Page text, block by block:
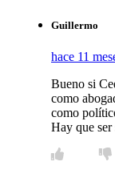
Guillermo
hace 11
Bueno si
como
como
Hay que ser